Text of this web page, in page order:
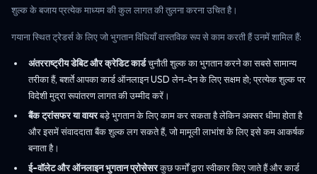
शुल्क के बजाय प्रत्येक माध्यम की कुल लागत की तुलना करना उचित है।
गयाना स्थित ट्रेडर्स के लिए जो भुगतान विधियाँ वास्तविक रूप से काम करती हैं उनमें शामिल हैं:
अंतरराष्ट्रीय डेबिट और क्रेडिट कार्डचुनौती शुल्क का भुगतान करने का सबसे सामान्य
तरीका हैं, बशर्ते आपका कार्ड ऑनलाइन USD लेन-देन के लिए सक्षम हो; प्रत्येक शुल्क पर
विदेशी मुद्रा रूपांतरण लागत की उम्मीद करें।
बैंक ट्रांसफर या वायरबड़े भुगतान के लिए काम कर सकता है लेकिन अक्सर धीमा होता है
और इसमें संवाददाता बैंक शुल्क लग सकते हैं, जो मामूली लाभांश के लिए इसे कम आकर्षक
बनाता है।
ई-वॉलेट और ऑनलाइन भुगतान प्रोसेसरकुछ फर्मों द्वारा स्वीकार किए जाते हैं और कार्ड